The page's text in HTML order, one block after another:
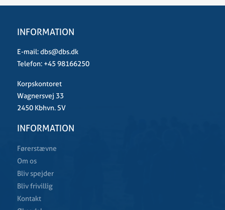
INFORMATION
E-mail:dbs@dbs.dk
Telefon: +45 98166250
Korpskontoret
Wagnersvej 33
2450 Kbhvn. SV
INFORMATION
Førerstævne
Om os
Bliv spejder
Bliv frivillig
Kontakt